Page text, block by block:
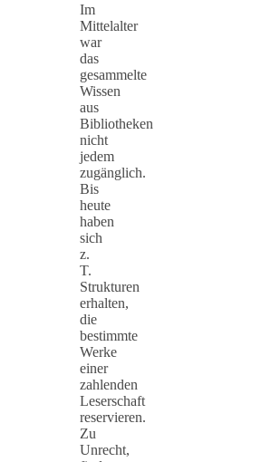
Im
Mittelalter
war
das
gesammelte
Wissen
aus
Bibliotheken
nicht
jedem
zugänglich.
Bis
heute
haben
sich
z.
T.
Strukturen
erhalten,
die
bestimmte
Werke
einer
zahlenden
Leserschaft
reservieren.
Zu
Unrecht,